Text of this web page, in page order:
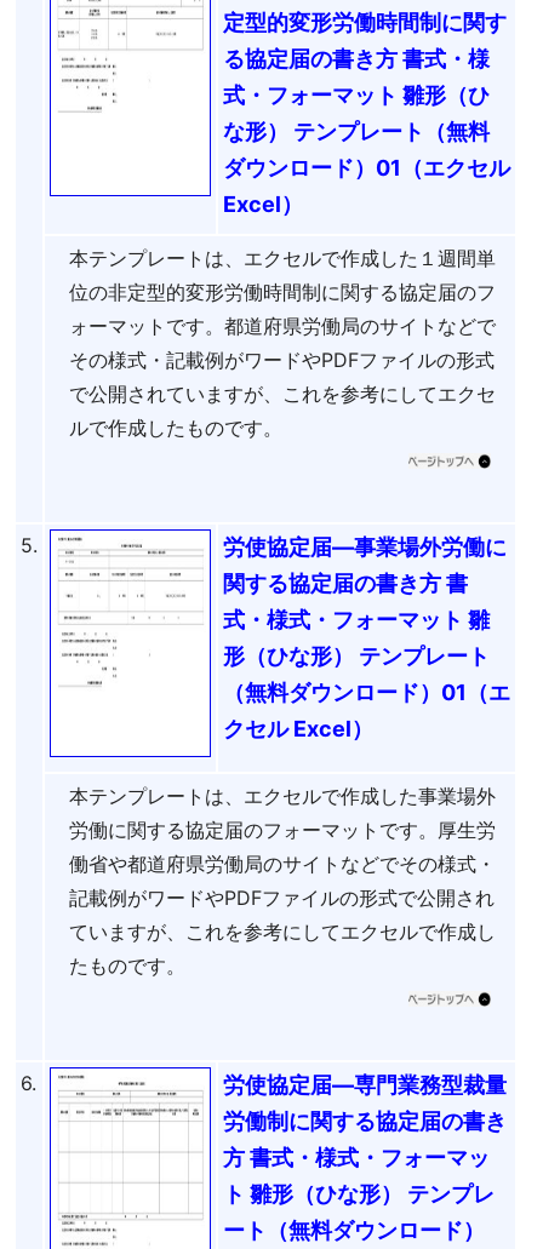
定型的変形労働時間制に関す
る協定届の書き方 書式・様
式・フォーマット 雛形（ひ
な形） テンプレート（無料
ダウンロード）01（エクセル
Excel）
本テンプレートは、エクセルで作成した１週間単
位の非定型的変形労働時間制に関する協定届のフ
ォーマットです。都道府県労働局のサイトなどで
その様式・記載例がワードやPDFファイルの形式
で公開されていますが、これを参考にしてエクセ
ルで作成したものです。
5.
労使協定届―事業場外労働に
関する協定届の書き方 書
式・様式・フォーマット 雛
形（ひな形） テンプレート
（無料ダウンロード）01（エ
クセル Excel）
本テンプレートは、エクセルで作成した事業場外
労働に関する協定届のフォーマットです。厚生労
働省や都道府県労働局のサイトなどでその様式・
記載例がワードやPDFファイルの形式で公開され
ていますが、これを参考にしてエクセルで作成し
たものです。
6.
労使協定届―専門業務型裁量
労働制に関する協定届の書き
方 書式・様式・フォーマッ
ト 雛形（ひな形） テンプレ
ート（無料ダウンロード）